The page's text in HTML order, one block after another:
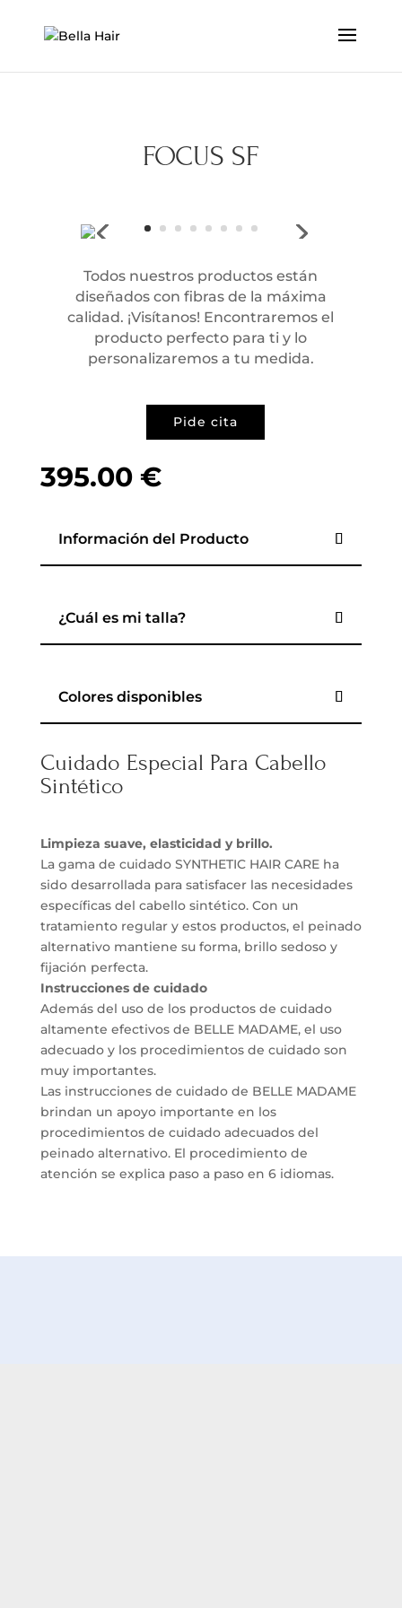
FOCUS SF
Todos nuestros productos están
diseñados con fibras de la máxima
calidad. ¡Visítanos! Encontraremos el
producto perfecto para ti y lo
personalizaremos a tu medida.
Pide cita
395.00 €
Información del Producto
¿Cuál es mi talla?
Colores disponibles
Cuidado Especial Para Cabello
Sintético
Limpieza suave, elasticidad y brillo.
La gama de cuidado SYNTHETIC HAIR CARE ha
sido desarrollada para satisfacer las necesidades
específicas del cabello sintético. Con un
tratamiento regular y estos productos, el peinado
alternativo mantiene su forma, brillo sedoso y
fijación perfecta.
Instrucciones de cuidado
Además del uso de los productos de cuidado
altamente efectivos de BELLE MADAME, el uso
adecuado y los procedimientos de cuidado son
muy importantes.
Las instrucciones de cuidado de BELLE MADAME
brindan un apoyo importante en los
procedimientos de cuidado adecuados del
peinado alternativo. El procedimiento de
atención se explica paso a paso en 6 idiomas.